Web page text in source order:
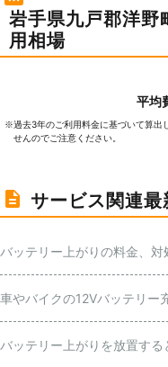
岩手県九戸郡洋野
用相場
平均
※過去3年のご利⽤料⾦に基づいて算出
せんのでご注意ください。
サービス関連最
バッテリー上がりの料金、
車やバイクの12Vバッテリー
バッテリー上がりを放置す